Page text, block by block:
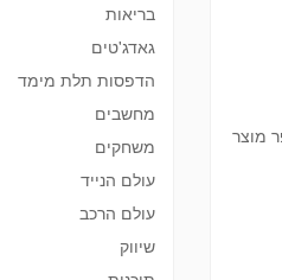
מוצר
בריאות
גאדג'טים
הדפסות תלת מימד
מחשבים
משחקים
עולם הנייד
עולם הרכב
שיווק